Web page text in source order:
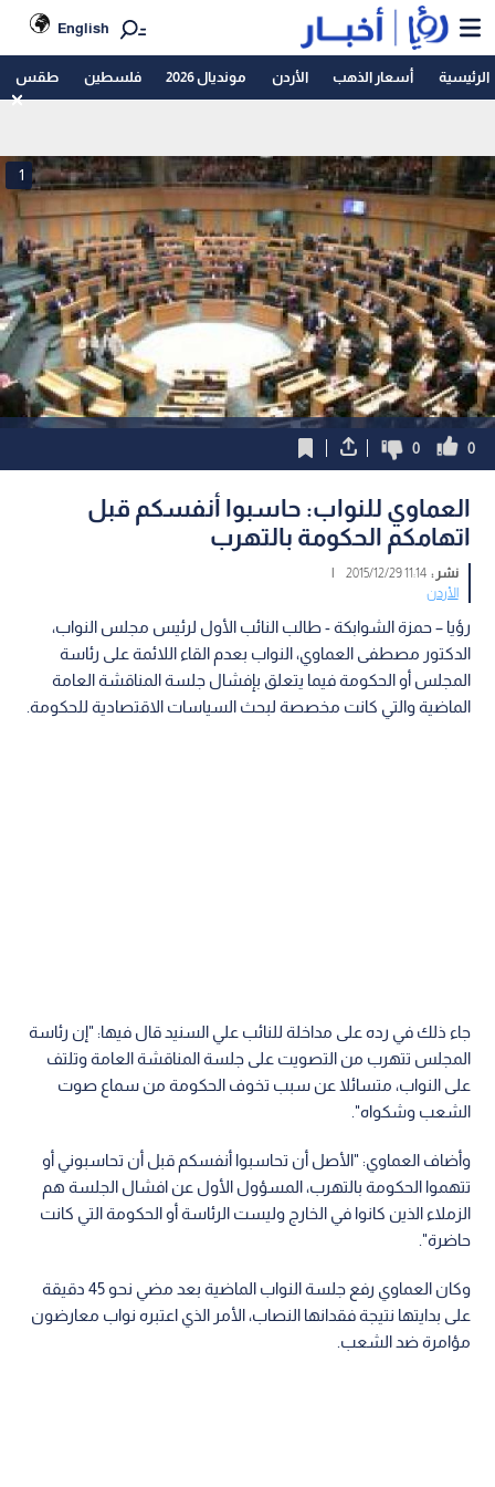
English
الرئيسية أسعار الذهب الأردن مونديال 2026 فلسطين طقس
1
0
0
العماوي للنواب: حاسبوا أنفسكم قبل
اتهامكم الحكومة بالتهرب
نشر :11:14 2015/12/29
|
الأردن
رؤيا – حمزة الشوابكة - طالب النائب الأول لرئيس مجلس النواب،
الدكتور مصطفى العماوي، النواب بعدم القاء اللائمة على رئاسة
المجلس أو الحكومة فيما يتعلق بإفشال جلسة المناقشة العامة
الماضية والتي كانت مخصصة لبحث السياسات الاقتصادية للحكومة.
جاء ذلك في رده على مداخلة للنائب علي السنيد قال فيها: "إن رئاسة
المجلس تتهرب من التصويت على جلسة المناقشة العامة وتلتف
على النواب، متسائلا عن سبب تخوف الحكومة من سماع صوت
الشعب وشكواه".
وأضاف العماوي: "الأصل أن تحاسبوا أنفسكم قبل أن تحاسبوني أو
تتهموا الحكومة بالتهرب، المسؤول الأول عن افشال الجلسة هم
الزملاء الذين كانوا في الخارج وليست الرئاسة أو الحكومة التي كانت
حاضرة".
وكان العماوي رفع جلسة النواب الماضية بعد مضي نحو 45 دقيقة
على بدايتها نتيجة فقدانها النصاب، الأمر الذي اعتبره نواب معارضون
مؤامرة ضد الشعب.